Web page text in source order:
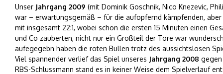
Unser Jahrgang 2009 (mit Dominik Goschnik, Nico Knezevic,
war – erwartungsgemäß – für die aufopfernd kämpfenden,
mit insgesamt 22:1, wobei schon die ersten 15 Minuten einen
und Co zauberten, nicht nur ein Großteil der Tore war
aufegegebn haben die roten Bullen trotz des aussichtslosen
Viel spannender verlief das Spiel unseres Jahrgang 2008
RBS-Schlussmann stand es in keiner Weise dem Spielverlauf